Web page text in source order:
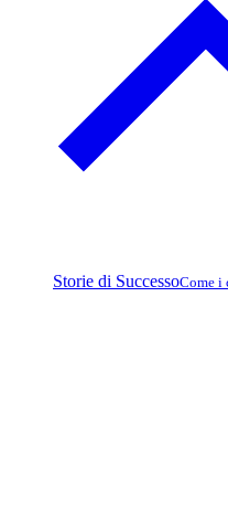
Storie di SuccessoCome i